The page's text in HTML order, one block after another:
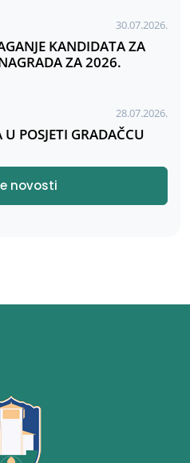
30.07.2026.
KANDIDATA ZA
ZA 2026.
28.07.2026.
POSJETI GRADAČCU
novosti